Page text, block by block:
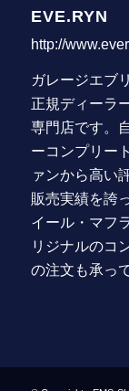
EVE.RYN
http://
ガレージエブ
正規ディーラ
専門店です。
ーコンプリー
ァンから高い
販売実績を誇
イール・マフ
リジナルのコ
の注文も承っ